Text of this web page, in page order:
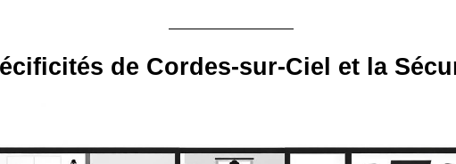
de Cordes-sur-Ciel et la